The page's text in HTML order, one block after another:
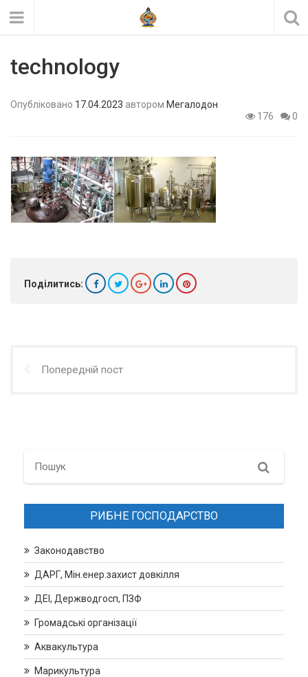
technology
Опубліковано 17.04.2023 автором Мегалодон
176
0
Поділитись:
Попередній пост
Search
РИБНЕ ГОСПОДАРСТВО
Законодавство
ДАРГ, Мін.енер.захист довкілля
ДЕІ, Держводгосп, ПЗФ
Громадські організації
Аквакультура
Марикультура